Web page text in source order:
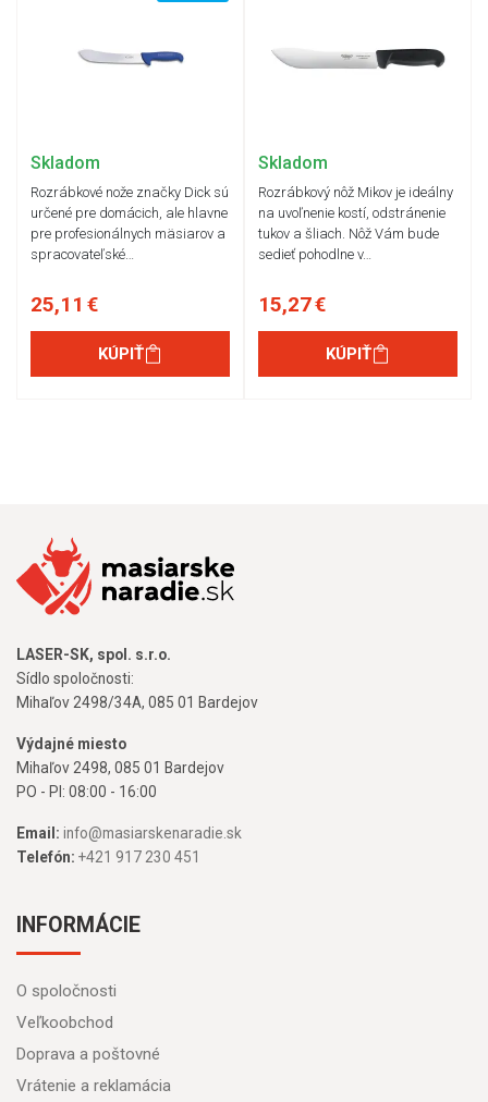
Skladom
Rozrábkové nože značky Dick sú
určené pre domácich, ale hlavne
pre profesionálnych mäsiarov a
spracovateľské…
25,11 €
KÚPIŤ
Skladom
Rozrábkový nôž Mikov je ideálny
na uvoľnenie kostí, odstránenie
tukov a šliach. Nôž Vám bude
sedieť pohodlne v…
15,27 €
KÚPIŤ
LASER-SK, spol. s.r.o.
Sídlo spoločnosti:
Mihaľov 2498/34A, 085 01 Bardejov
Výdajné miesto
Mihaľov 2498, 085 01 Bardejov
PO - PI: 08:00 - 16:00
Email: info@masiarskenaradie.sk
Telefón: +421 917 230 451
INFORMÁCIE
O spoločnosti
Veľkoobchod
Doprava a poštovné
Vrátenie a reklamácia